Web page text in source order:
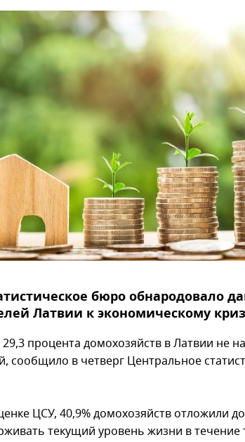
бюро обнародовало
Латвии к экономическому
29,3 процента домохозяйств в Латвии не
сообщило в четверг Центральное
ЦСУ, 40,9% домохозяйств отложили
текущий уровень жизни в течение